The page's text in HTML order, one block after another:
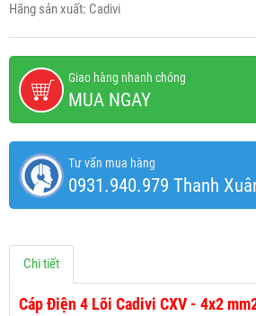
Hãng sản xuất: Cadivi
Giao hàng nhanh chóng
MUA NGAY
Tư vấn mua hàng
0931.940.979 Thanh
Chi tiết
Cáp Điện 4 Lõi Cadivi CXV - 4x2